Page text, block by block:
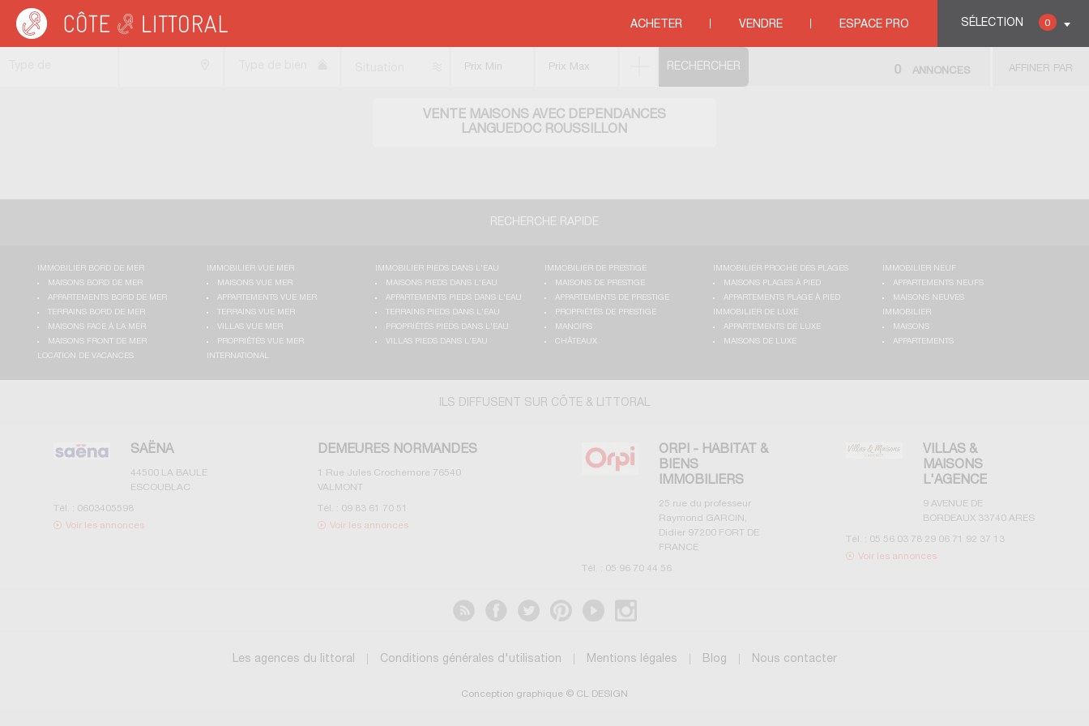
SÉLECTION 0
ACHETER VENDRE ESPACE PRO
Côte & Littoral > Immobilier bord de mer>Maisons bord de mer
VENTE MAISONS AVEC DEPENDANCES
LANGUEDOC ROUSSILLON
AFFINER PAR
0 ANNONCES
RECHERCHE RAPIDE
IMMOBILIER BORD DE MER
MAISONS BORD DE MER
APPARTEMENTS BORD DE MER
TERRAINS BORD DE MER
MAISONS FACE À LA MER
MAISONS FRONT DE MER
IMMOBILIER VUE MER
MAISONS VUE MER
APPARTEMENTS VUE MER
TERRAINS VUE MER
VILLAS VUE MER
PROPRIÉTÉS VUE MER
IMMOBILIER PIEDS DANS L'EAU
MAISONS PIEDS DANS L'EAU
APPARTEMENTS PIEDS DANS L'EAU
TERRAINS PIEDS DANS L'EAU
PROPRIÉTÉS PIEDS DANS L'EAU
VILLAS PIEDS DANS L'EAU
IMMOBILIER DE PRESTIGE
MAISONS DE PRESTIGE
APPARTEMENTS DE PRESTIGE
PROPRIÉTÉS DE PRESTIGE
MANOIRS
CHÂTEAUX
IMMOBILIER PROCHE DES PLAGES
MAISONS PLAGES À PIED
APPARTEMENTS PLAGE À PIED
IMMOBILIER NEUF
APPARTEMENTS NEUFS
MAISONS NEUVES
IMMOBILIER DE LUXE
APPARTEMENTS DE LUXE
MAISONS DE LUXE
IMMOBILIER
MAISONS
APPARTEMENTS
LOCATION DE VACANCES
INTERNATIONAL
ILS DIFFUSENT SUR CÔTE & LITTORAL
SAËNA
44500 LA BAULE
ESCOUBLAC
Tél. : 0603405598
Voir les annonces
DEMEURES NORMANDES
1 Rue Jules Crochemore 76540
VALMONT
Tél. : 09 83 61 70 51
Voir les annonces
ORPI - HABITAT &
BIENS
IMMOBILIERS
25 rue du professeur
Raymond GARCIN,
Didier 97200 FORT DE
FRANCE
Tél. : 05 96 70 44 56
VILLAS &
MAISONS
L'AGENCE
9 AVENUE DE
BORDEAUX 33740 ARES
Tél. : 05 56 03 78 29 06 71 92 37 13
Voir les annonces
Les agences du littoral Conditions générales d'utilisation Mentions légales Blog Nous contacter
Conception graphique © CL DESIGN